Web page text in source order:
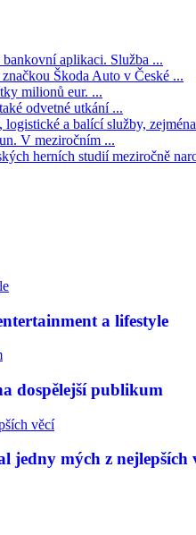
aplikaci. Služba ...
Škoda Auto v České ...
milionů eur. ...
odvetné utkání ...
a balící služby,
V meziročním ...
herních studií meziročně
a lifestyle
dospělejší publikum
jedny mých z nejlepších